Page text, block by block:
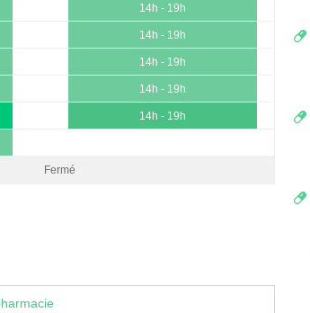
14h - 19h
14h - 19h
14h - 19h
14h - 19h
14h - 19h
Fermé